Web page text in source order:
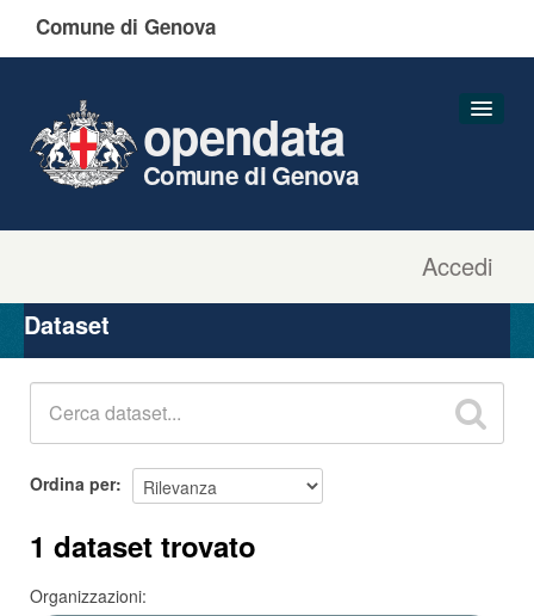
Comune di Genova
Accedi
opendata
Comune di Genova
Organizzazioni
Gruppi
Dataset
Ordina per
1 dataset trovato
Organizzazioni: